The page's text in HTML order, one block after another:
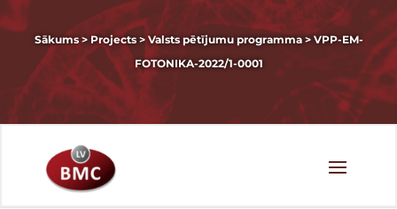
Sākums> Projects> Valsts pētījumu programma> VPP-EM-
FOTONIKA-2022/1-0001